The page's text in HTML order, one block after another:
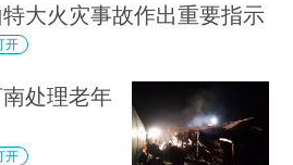
大火灾事故作出重要指示
开
处理老年
开